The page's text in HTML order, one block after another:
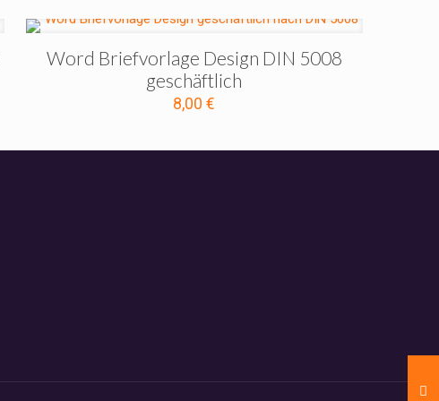
Word Briefvorlage Design DIN 5008
geschäftlich
8,00€